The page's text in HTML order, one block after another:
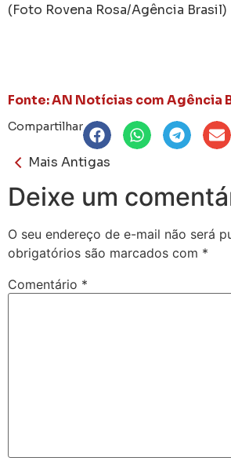
(Foto Rovena Rosa/Agência Brasil)
Fonte: AN Notícias com Agência
Compartilhar
Mais Antigas
Deixe um
O seu endereço de e-mail não será
obrigatórios são marcados com *
Comentário *